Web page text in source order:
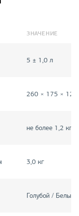
ЗНАЧЕНИЕ
5 ± 1,0 л
260 × 175 ×
не более 1,2 кг
3,0 кг
Голубой / Белый